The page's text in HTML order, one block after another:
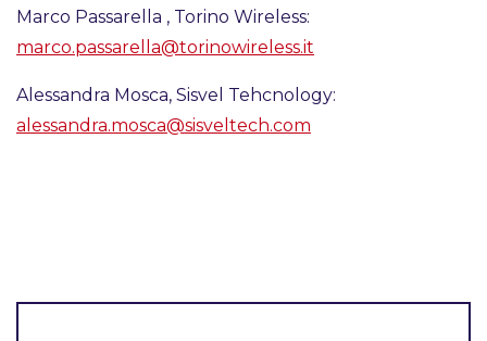
Marco Passarella , Torino Wireless:
marco.passarella@torinowireless.it
Alessandra Mosca, Sisvel Tehcnology:
alessandra.mosca@sisveltech.com